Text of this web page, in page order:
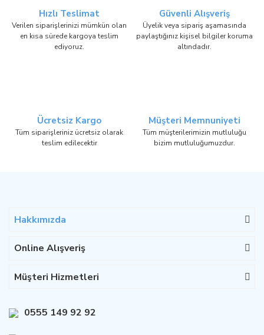
Hızlı Teslimat
Verilen siparişlerinizi mümkün olan
en kısa sürede kargoya teslim
ediyoruz.
Güvenli Alışveriş
Üyelik veya sipariş aşamasında
paylaştığınız kişisel bilgiler koruma
altındadır.
Ücretsiz Kargo
Tüm siparişleriniz ücretsiz olarak
teslim edilecektir
Müşteri Memnuniyeti
Tüm müşterilerimizin mutluluğu
bizim mutluluğumuzdur.
Hakkımızda
Online Alışveriş
Müşteri Hizmetleri
0555 149 92 92